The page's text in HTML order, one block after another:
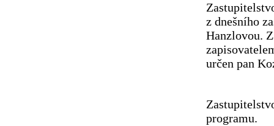
z dnešního
Hanzlovou.
určen pan
programu.